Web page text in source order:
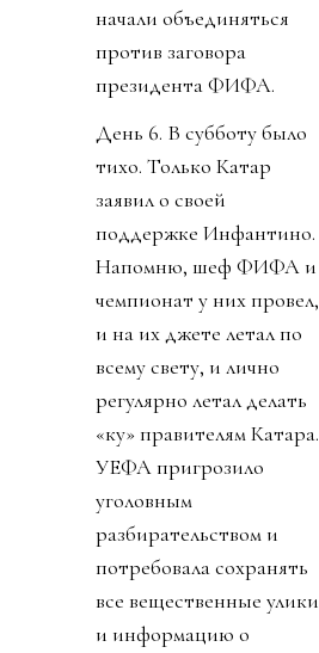
начали объединяться
против заговора
президента ФИФА.
День 6. В субботу было
тихо. Только Катар
заявил о своей
поддержке Инфантино.
Напомню, шеф ФИФА и
чемпионат у них провел,
и на их джете летал по
всему свету, и лично
регулярно летал делать
«ку» правителям Катара.
УЕФА пригрозило
уголовным
разбирательством и
потребовала сохранять
все вещественные улики
и информацию о